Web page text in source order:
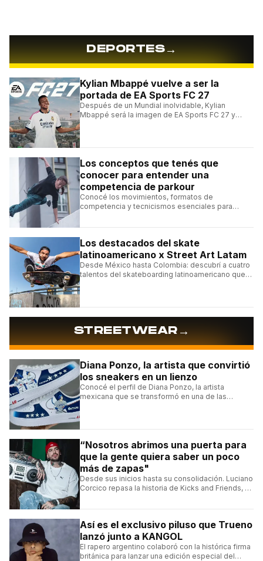
DEPORTES→
Kylian Mbappé vuelve a ser la
portada de EA Sports FC 27
Después de un Mundial inolvidable, Kylian
Mbappé será la imagen de EA Sports FC 27 y
Los conceptos que tenés que
conocer para entender una
competencia de parkour
Conocé los movimientos, formatos de
competencia y tecnicismos esenciales para
Los destacados del skate
latinoamericano x Street Art Latam
Desde México hasta Colombia: descubrí a cuatro
talentos del skateboarding latinoamericano que
STREETWEAR→
Diana Ponzo, la artista que convirtió
los sneakers en un lienzo
Conocé el perfil de Diana Ponzo, la artista
mexicana que se transformó en una de las
“Nosotros abrimos una puerta para
que la gente quiera saber un poco
más de zapas"
Desde sus inicios hasta su consolidación. Luciano
Corcico repasa la historia de Kicks and Friends, el
Así es el exclusivo piluso que Trueno
lanzó junto a KANGOL
El rapero argentino colaboró con la histórica firma
británica para lanzar una edición especial del